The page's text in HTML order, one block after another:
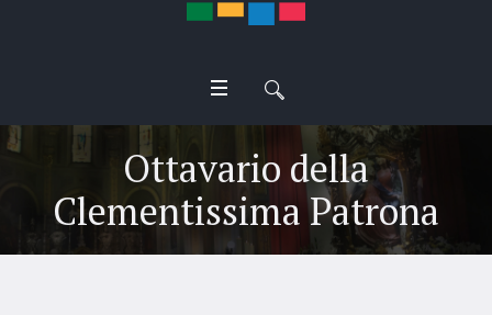
Ottavario della
Clementissima Patrona